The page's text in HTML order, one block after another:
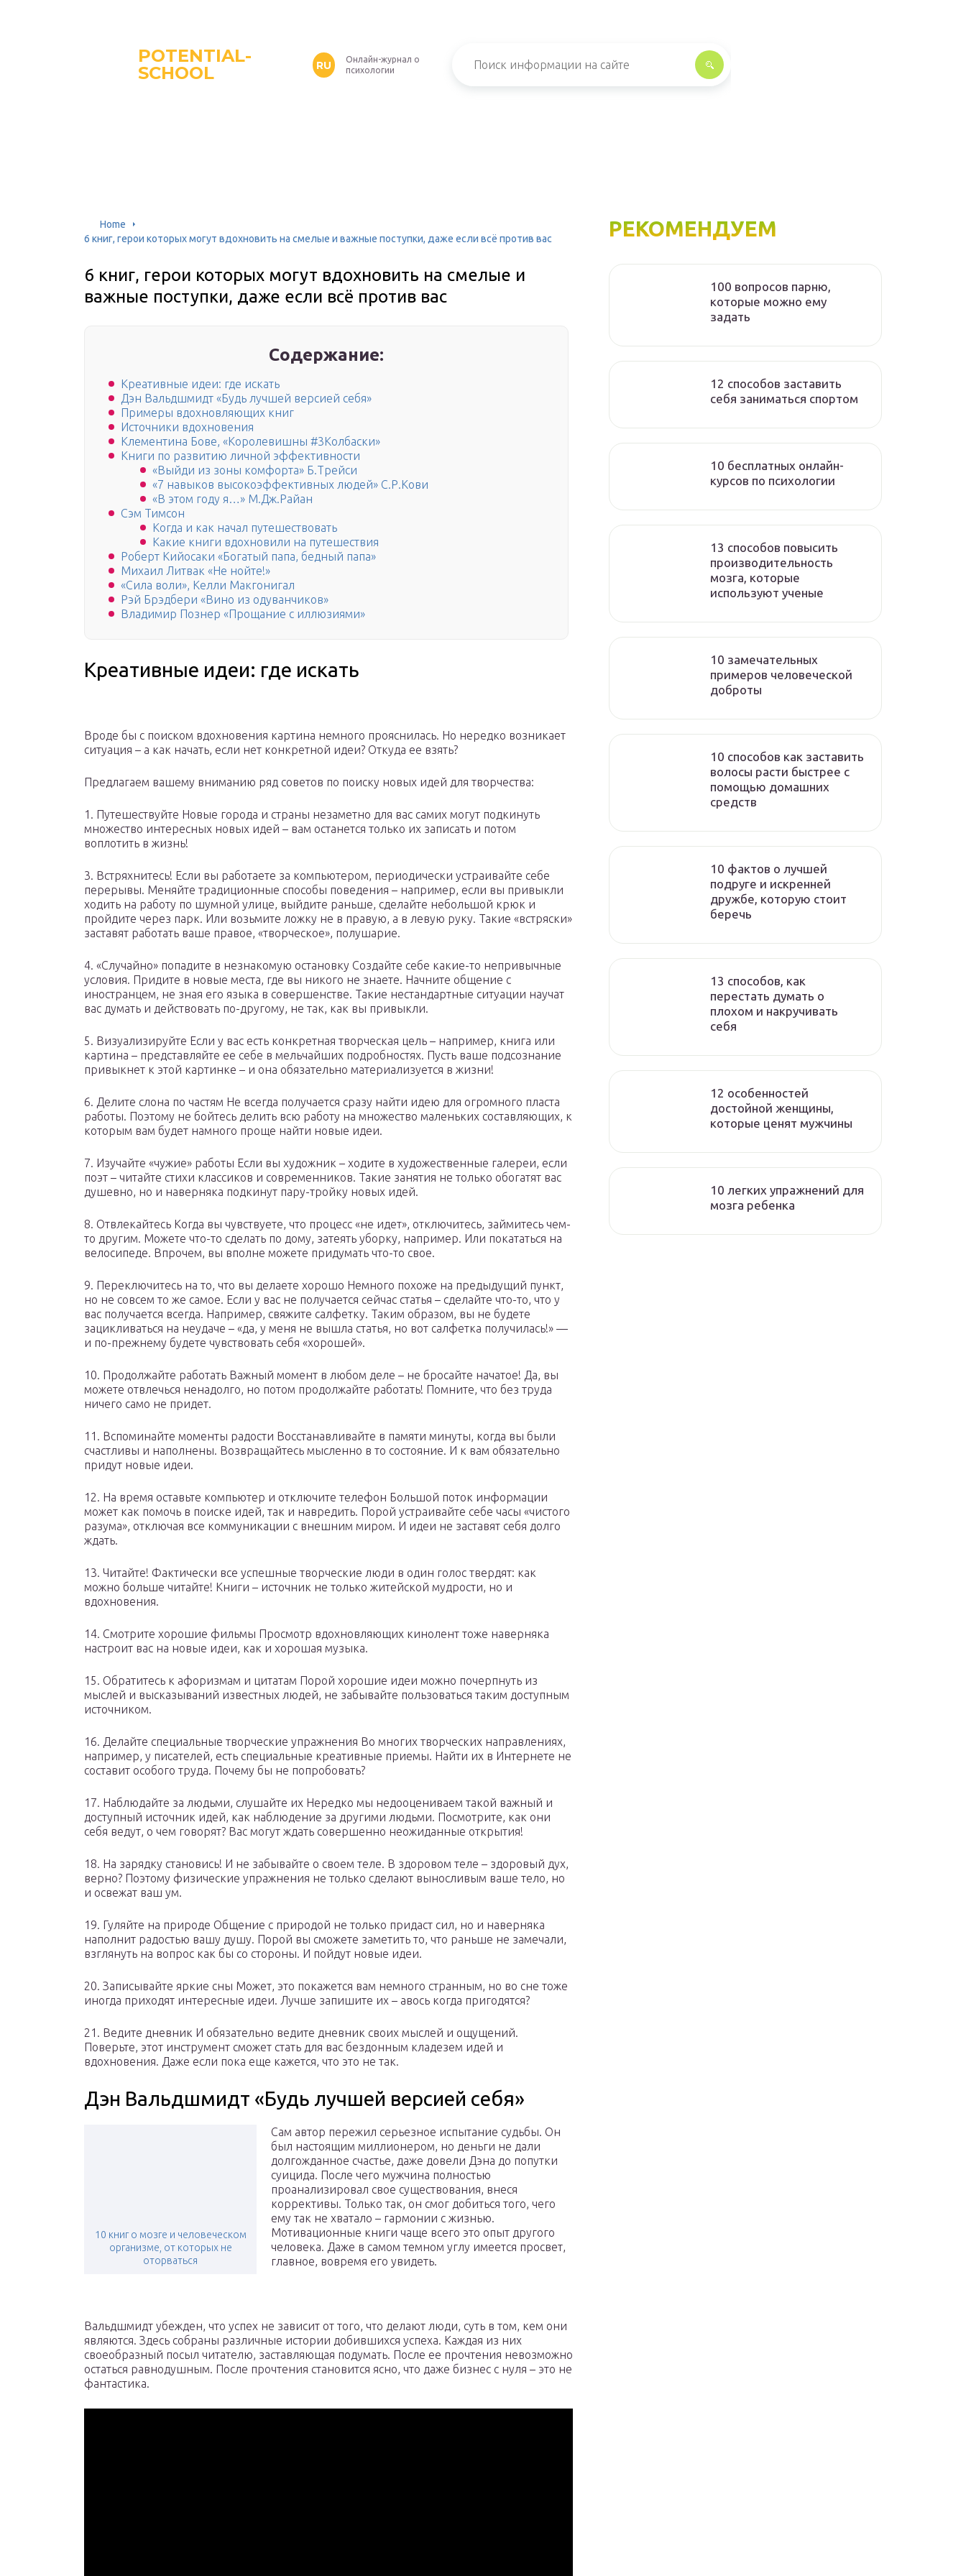
POTENTIAL-
SCHOOL
RU
Онлайн-журнал о
психологии
Home
6 книг, герои которых могут вдохновить на смелые и важные поступки, даже если всё против вас
6 книг, герои которых могут вдохновить на смелые и
важные поступки, даже если всё против вас
Содержание:
Креативные идеи: где искать
Дэн Вальдшмидт «Будь лучшей версией себя»
Примеры вдохновляющих книг
Источники вдохновения
Клементина Бове, «Королевишны #3Колбаски»
Книги по развитию личной эффективности
«Выйди из зоны комфорта» Б.Трейси
«7 навыков высокоэффективных людей» С.Р.Кови
«В этом году я…» М.Дж.Райан
Сэм Тимсон
Когда и как начал путешествовать
Какие книги вдохновили на путешествия
Роберт Кийосаки «Богатый папа, бедный папа»
Михаил Литвак «Не нойте!»
«Сила воли», Келли Макгонигал
Рэй Брэдбери «Вино из одуванчиков»
Владимир Познер «Прощание с иллюзиями»
Креативные идеи: где искать
Вроде бы с поиском вдохновения картина немного прояснилась. Но нередко возникает
ситуация – а как начать, если нет конкретной идеи? Откуда ее взять?
Предлагаем вашему вниманию ряд советов по поиску новых идей для творчества:
1. Путешествуйте Новые города и страны незаметно для вас самих могут подкинуть
множество интересных новых идей – вам останется только их записать и потом
воплотить в жизнь!
3. Встряхнитесь! Если вы работаете за компьютером, периодически устраивайте себе
перерывы. Меняйте традиционные способы поведения – например, если вы привыкли
ходить на работу по шумной улице, выйдите раньше, сделайте небольшой крюк и
пройдите через парк. Или возьмите ложку не в правую, а в левую руку. Такие «встряски»
заставят работать ваше правое, «творческое», полушарие.
4. «Случайно» попадите в незнакомую остановку Создайте себе какие-то непривычные
условия. Придите в новые места, где вы никого не знаете. Начните общение с
иностранцем, не зная его языка в совершенстве. Такие нестандартные ситуации научат
вас думать и действовать по-другому, не так, как вы привыкли.
5. Визуализируйте Если у вас есть конкретная творческая цель – например, книга или
картина – представляйте ее себе в мельчайших подробностях. Пусть ваше подсознание
привыкнет к этой картинке – и она обязательно материализуется в жизни!
6. Делите слона по частям Не всегда получается сразу найти идею для огромного пласта
работы. Поэтому не бойтесь делить всю работу на множество маленьких составляющих, к
которым вам будет намного проще найти новые идеи.
7. Изучайте «чужие» работы Если вы художник – ходите в художественные галереи, если
поэт – читайте стихи классиков и современников. Такие занятия не только обогатят вас
душевно, но и наверняка подкинут пару-тройку новых идей.
8. Отвлекайтесь Когда вы чувствуете, что процесс «не идет», отключитесь, займитесь чем-
то другим. Можете что-то сделать по дому, затеять уборку, например. Или покататься на
велосипеде. Впрочем, вы вполне можете придумать что-то свое.
9. Переключитесь на то, что вы делаете хорошо Немного похоже на предыдущий пункт,
но не совсем то же самое. Если у вас не получается сейчас статья – сделайте что-то, что у
вас получается всегда. Например, свяжите салфетку. Таким образом, вы не будете
зацикливаться на неудаче – «да, у меня не вышла статья, но вот салфетка получилась!» —
и по-прежнему будете чувствовать себя «хорошей».
10. Продолжайте работать Важный момент в любом деле – не бросайте начатое! Да, вы
можете отвлечься ненадолго, но потом продолжайте работать! Помните, что без труда
ничего само не придет.
11. Вспоминайте моменты радости Восстанавливайте в памяти минуты, когда вы были
счастливы и наполнены. Возвращайтесь мысленно в то состояние. И к вам обязательно
придут новые идеи.
12. На время оставьте компьютер и отключите телефон Большой поток информации
может как помочь в поиске идей, так и навредить. Порой устраивайте себе часы «чистого
разума», отключая все коммуникации с внешним миром. И идеи не заставят себя долго
ждать.
13. Читайте! Фактически все успешные творческие люди в один голос твердят: как
можно больше читайте! Книги – источник не только житейской мудрости, но и
вдохновения.
14. Смотрите хорошие фильмы Просмотр вдохновляющих кинолент тоже наверняка
настроит вас на новые идеи, как и хорошая музыка.
15. Обратитесь к афоризмам и цитатам Порой хорошие идеи можно почерпнуть из
мыслей и высказываний известных людей, не забывайте пользоваться таким доступным
источником.
16. Делайте специальные творческие упражнения Во многих творческих направлениях,
например, у писателей, есть специальные креативные приемы. Найти их в Интернете не
составит особого труда. Почему бы не попробовать?
17. Наблюдайте за людьми, слушайте их Нередко мы недооцениваем такой важный и
доступный источник идей, как наблюдение за другими людьми. Посмотрите, как они
себя ведут, о чем говорят? Вас могут ждать совершенно неожиданные открытия!
18. На зарядку становись! И не забывайте о своем теле. В здоровом теле – здоровый дух,
верно? Поэтому физические упражнения не только сделают выносливым ваше тело, но
и освежат ваш ум.
19. Гуляйте на природе Общение с природой не только придаст сил, но и наверняка
наполнит радостью вашу душу. Порой вы сможете заметить то, что раньше не замечали,
взглянуть на вопрос как бы со стороны. И пойдут новые идеи.
20. Записывайте яркие сны Может, это покажется вам немного странным, но во сне тоже
иногда приходят интересные идеи. Лучше запишите их – авось когда пригодятся?
21. Ведите дневник И обязательно ведите дневник своих мыслей и ощущений.
Поверьте, этот инструмент сможет стать для вас бездонным кладезем идей и
вдохновения. Даже если пока еще кажется, что это не так.
Дэн Вальдшмидт «Будь лучшей версией себя»
10 книг о мозге и человеческом
организме, от которых не
оторваться
Сам автор пережил серьезное испытание судьбы. Он
был настоящим миллионером, но деньги не дали
долгожданное счастье, даже довели Дэна до попутки
суицида. После чего мужчина полностью
проанализировал свое существования, внеся
коррективы. Только так, он смог добиться того, чего
ему так не хватало – гармонии с жизнью.
Мотивационные книги чаще всего это опыт другого
человека. Даже в самом темном углу имеется просвет,
главное, вовремя его увидеть.
Вальдшмидт убежден, что успех не зависит от того, что делают люди, суть в том, кем они
являются. Здесь собраны различные истории добившихся успеха. Каждая из них
своеобразный посыл читателю, заставляющая подумать. После ее прочтения невозможно
остаться равнодушным. После прочтения становится ясно, что даже бизнес с нуля – это не
фантастика.
РЕКОМЕНДУЕМ
100 вопросов парню,
которые можно ему
задать
12 способов заставить
себя заниматься спортом
10 бесплатных онлайн-
курсов по психологии
13 способов повысить
производительность
мозга, которые
используют ученые
10 замечательных
примеров человеческой
доброты
10 способов как заставить
волосы расти быстрее с
помощью домашних
средств
10 фактов о лучшей
подруге и искренней
дружбе, которую стоит
беречь
13 способов, как
перестать думать о
плохом и накручивать
себя
12 особенностей
достойной женщины,
которые ценят мужчины
10 легких упражнений для
мозга ребенка